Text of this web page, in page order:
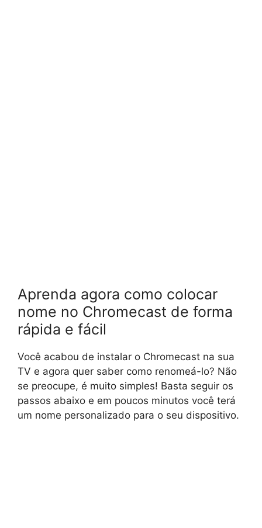
Aprenda agora como colocar
nome no Chromecast de forma
rápida e fácil
Você acabou de instalar o Chromecast na sua
TV e agora quer saber como renomeá-lo? Não
se preocupe, é muito simples! Basta seguir os
passos abaixo e em poucos minutos você terá
um nome personalizado para o seu dispositivo.